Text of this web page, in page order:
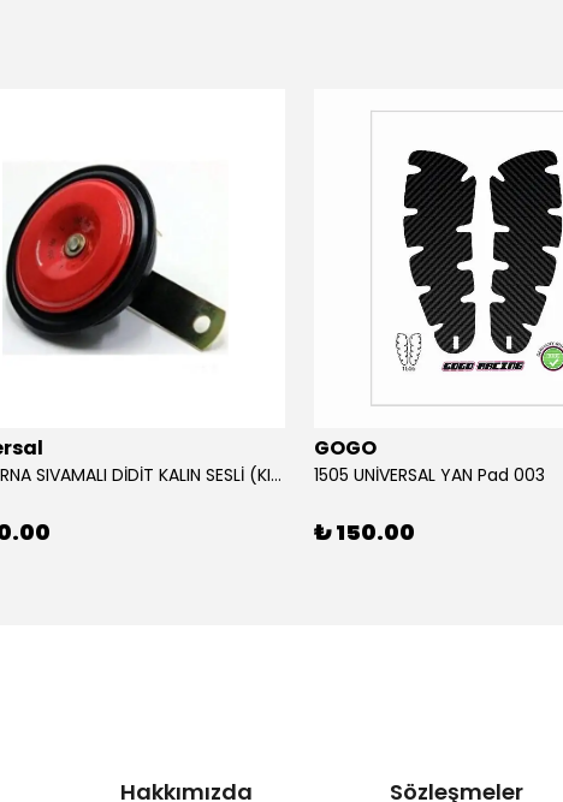
12V KORNA SIVAMALI DİDİT KALIN SESLİ (KIRMIZI)
GOGO
1505 UNİVERSAL YAN Pad 003
₺ 150.00
Hakkımızda Sözleşmeler